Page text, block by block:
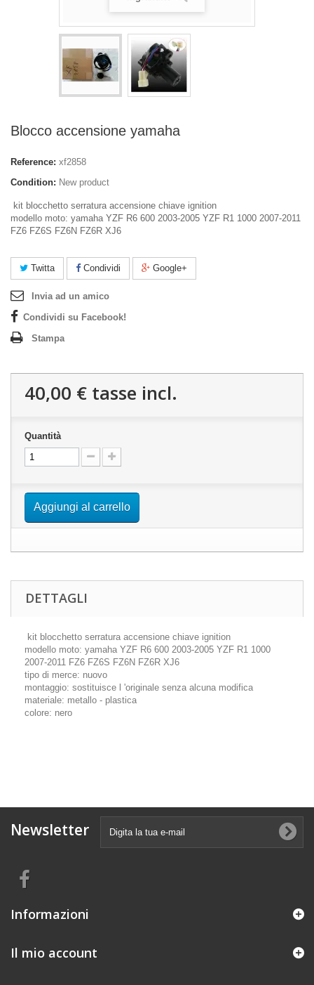
Blocco accensione yamaha
Reference: xf2858
Condition: New product
kit blocchetto serratura accensione chiave ignition
modello moto: yamaha YZF R6 600 2003-2005 YZF R1 1000 2007-2011
FZ6 FZ6S FZ6N FZ6R XJ6
Twitta Condividi Google+
Invia ad un amico
Condividi su Facebook!
Stampa
40,00 € tasse incl.
Quantità
Aggiungi al carrello
DETTAGLI
kit blocchetto serratura accensione chiave ignition
modello moto: yamaha YZF R6 600 2003-2005 YZF R1 1000
2007-2011 FZ6 FZ6S FZ6N FZ6R XJ6
tipo di merce: nuovo
montaggio: sostituisce l 'originale senza alcuna modifica
materiale: metallo - plastica
colore: nero
Newsletter
Informazioni
Il mio account